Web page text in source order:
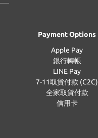
Payment Options
Apple Pay
銀行轉帳
LINE Pay
7-11取貨付款 (C2C)
全家取貨付款
信用卡